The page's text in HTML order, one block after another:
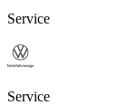
Service
Service